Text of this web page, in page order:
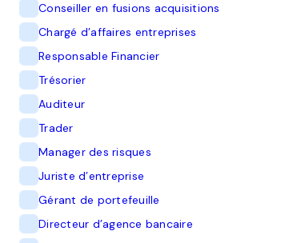
Conseiller en fusions acquisitions
Chargé d’affaires entreprises
Responsable Financier
Trésorier
Auditeur
Trader
Manager des risques
Juriste d’entreprise
Gérant de portefeuille
Directeur d’agence bancaire